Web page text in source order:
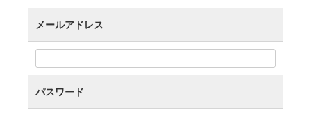
メールアドレス
パスワード